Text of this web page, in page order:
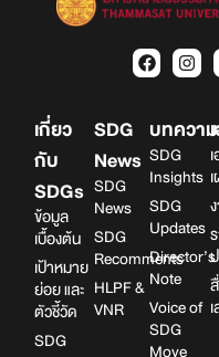
เกี่ยว
กับ
SDGs
ข้อมูล
เบื้องต้น
เป้าหมาย
ย่อย และ
ตัวชี้วัด
SDG
SDG
News
SDG
News
SDG
Recomments
HLPF &
VNR
บทความ
SDG
Insights
SDG
Updates
Director’s
Note
Voice of
SDG
Move